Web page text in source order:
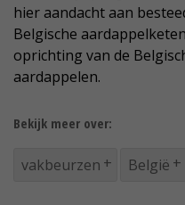
hier aandacht aan
Belgische
oprichting van de
aardappelen.
Bekijk meer over:
vakbeurzen België